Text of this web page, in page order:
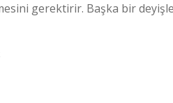
gerektirir. Başka bir